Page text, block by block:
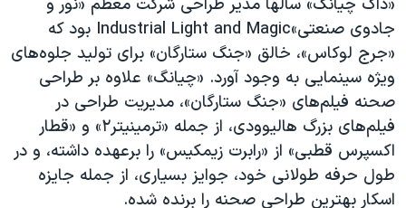
«داگ چیانگ» سالها مدیر طراحی شرکت معظم «نور و
جادوی صنعتی»‌Industrial Light and Magic بود که
«جرج لوکاس»، خالق «جنگ ستارگان»‌ برای تولید جلوه‌های
ویژه سینمایی به وجود آورد. «چیانگ» علاوه بر طراحی
صحنه فیلم‌های «جنگ ستارگان»، مدیریت طراحی در
فیلم‌های بزرگ هالیوودی، از جمله «ترمینیتر۲»‌ و «قطار
اکسپرس قطبی» از «رابرت زیمکیس» را برعهده داشته، و در
طول حرفه طولانی خود،‌ جوایز بسیاری، از جمله جایزه
اسکار بهترین طراحی صحنه را برنده شده.